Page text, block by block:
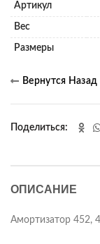
Артикул
Вес
Размеры
Поделиться
ОПИСАНИЕ
Амортизатор 452,